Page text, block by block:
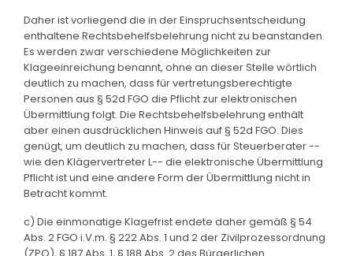
Daher ist vorliegend die in der Einspruchsentscheidung
enthaltene Rechtsbehelfsbelehrung nicht zu beanstanden.
Es werden zwar verschiedene Möglichkeiten zur
Klageeinreichung benannt, ohne an dieser Stelle wörtlich
deutlich zu machen, dass für vertretungsberechtigte
Personen aus § 52d FGO die Pflicht zur elektronischen
Übermittlung folgt. Die Rechtsbehelfsbelehrung enthält
aber einen ausdrücklichen Hinweis auf § 52d FGO. Dies
genügt, um deutlich zu machen, dass für Steuerberater --
wie den Klägervertreter L-- die elektronische Übermittlung
Pflicht ist und eine andere Form der Übermittlung nicht in
Betracht kommt.
c) Die einmonatige Klagefrist endete daher gemäß § 54
Abs. 2 FGO i.V.m. § 222 Abs. 1 und 2 der Zivilprozessordnung